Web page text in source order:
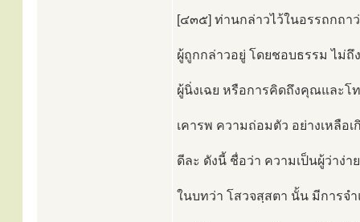
[๔๓๕] ท่านกล่าวไว้ในอรรถกถา
ผู้ถูกกล่าวอยู่ โดยชอบธรรม ไม่
ผู้นิ่งเฉย หรือการคิดถึงคุณและโ
เคารพ ความถ่อมตัว อย่างเหลือ
ดีละ ดังนี้ ชื่อว่า ความเป็นผู้ว่าง่า
ในบทว่า โสวจสฺสตา นั้น มีการจ